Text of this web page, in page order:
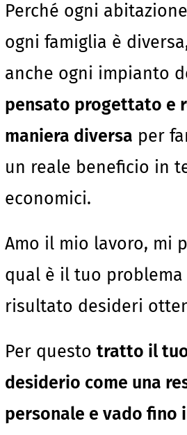
Perché ogni
ogni famiglia è
anche ogni impianto
pensato progettato e
maniera diversa per
un reale beneficio in
economici.
Amo il mio lavoro, mi
qual è il tuo problema
risultato desideri
Per questo tratto il
desiderio come una
personale e vado fino